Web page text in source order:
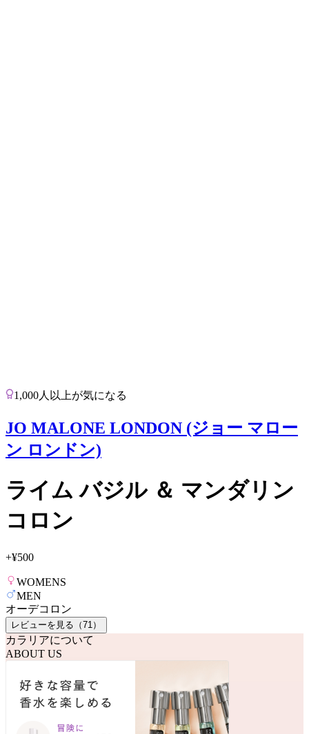
1,000人以上が気になる
JO MALONE LONDON (ジョー マロー
ン ロンドン)
ライム バジル ＆ マンダリン
コロン
+¥500
WOMENS
MEN
オーデコロン
レビューを見る（71 ）
カラリアについて
ABOUT US